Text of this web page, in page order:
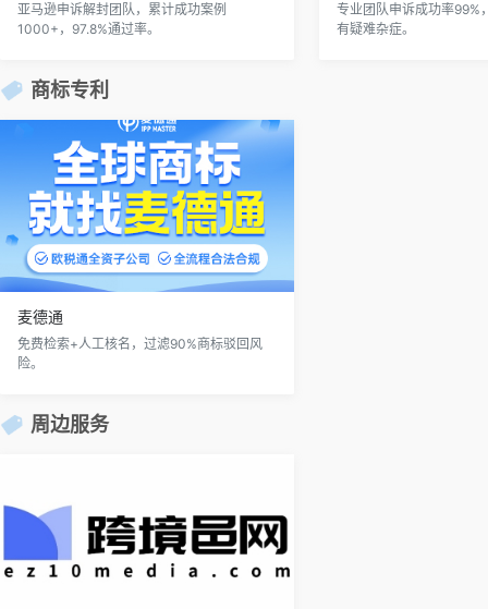
亚马逊申诉解封团队，累计成功案例
1000+，97.8%通过率。
专业团队申诉成功率99%
有疑难杂症。
商标专利
麦德通
免费检索+人工核名，过滤90%商标驳回风
险。
周边服务